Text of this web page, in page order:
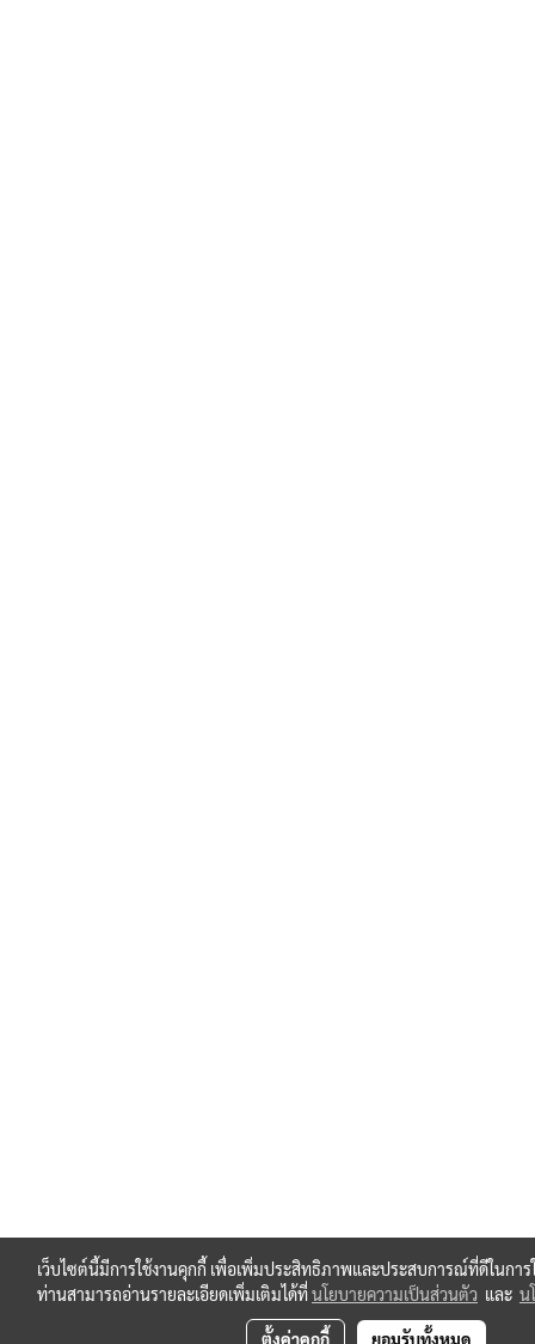
เว็บไซต์นี้มีการใช้งานคุกกี้ เพื่อเพิ่มประสิทธิภาพและประสบการณ์ที่ดีในการ
ท่านสามารถอ่านรายละเอียดเพิ่มเติมได้ที่นโยบายความเป็นส่วนตัว และ น
ตั้งค่าคุกกี้ ยอมรับทั้งหมด